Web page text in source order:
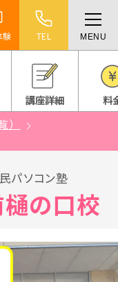
験 TEL MENU
講座詳細 料
パソコン塾
樋の口校